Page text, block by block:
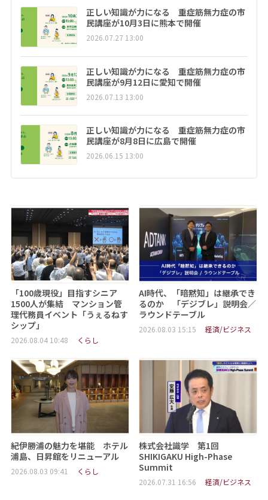
正しい知識が力になる 重症筋無力症の市
民講座が10月3日に熊本で開催
2026.07.27 13:00
正しい知識が力になる 重症筋無力症の市
民講座が9月12日に愛知で開催
2026.07.13 13:00
正しい知識が力になる 重症筋無力症の市
民講座が8月8日に広島で開催
2026.06.15 13:00
「100歳現役」目指すシニア
1500人が集結 マンション管
理代務員イベント「うぇるねす
シップ」
2026.08.04 10:48 くらし
AI時代、「暗黙知」は継承でき
るのか 「デジブレ」説明会／
ラウンドテーブル
2026.08.03 15:15 経済/ビジネス
紀伊勝浦の魅力を堪能 ホテル
浦島、日昇館をリニューアル
2026.08.03 09:41 くらし
株式会社識学 第1回
SHIKIGAKU High-Phase
Summit
2026.07.31 16:56 経済/ビジネス